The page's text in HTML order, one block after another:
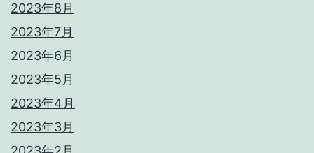
2023年8月
2023年7月
2023年6月
2023年5月
2023年4月
2023年3月